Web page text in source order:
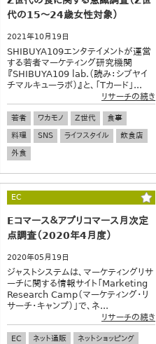
代の15～24歳女性対象）
2021年10月19日
SHIBUYA109エンタテイメントが運営
する若者マーケティング研究機関
『SHIBUYA109 lab.（読み：シブヤイ
チマルキューラボ）』と、「Tカード」...
リサーチの続き
若者 ワカモノ Z世代
食事
料理
SNS ライフスタイル
飲食店
外食
EC
Eコマース＆アプリコマース月次定
点調査（2020年4月度）
2020年05月19日
ジャストシステムは、マーケティングリサ
ーチに関する情報サイト「Marketing
Research Camp（マーケティング・リ
サーチ・キャンプ）」で、ネ...
リサーチの続き
EC ネット通販
ネットショッピング